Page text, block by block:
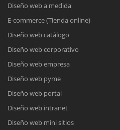
Diseño web a medida
E-commerce (Tienda online)
Diseño web catálogo
Diseño web corporativo
Diseño web empresa
Diseño web pyme
Diseño web portal
Diseño web intranet
Diseño web mini sitios